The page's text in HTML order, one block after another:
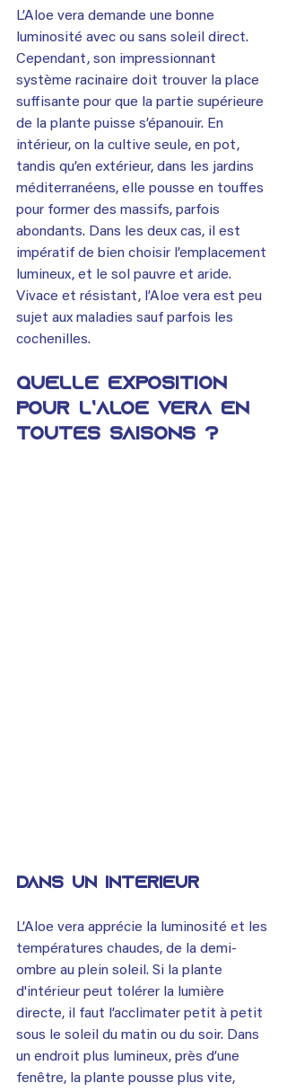
L’Aloe vera demande une bonne
luminosité avec ou sans soleil direct.
Cependant, son impressionnant
système racinaire doit trouver la place
suffisante pour que la partie supérieure
de la plante puisse s’épanouir. En
intérieur, on la cultive seule, en pot,
tandis qu’en extérieur, dans les jardins
méditerranéens, elle pousse en touffes
pour former des massifs, parfois
abondants. Dans les deux cas, il est
impératif de bien choisir l’emplacement
lumineux, et le sol pauvre et aride.
Vivace et résistant, l’Aloe vera est peu
sujet aux maladies sauf parfois les
cochenilles.
Quelle exposition
pour l’Aloe vera en
toutes saisons ?
Dans un intérieur
L’Aloe vera apprécie la luminosité et les
températures chaudes, de la demi-
ombre au plein soleil. Si la plante
d'intérieur peut tolérer la lumière
directe, il faut l’acclimater petit à petit
sous le soleil du matin ou du soir. Dans
un endroit plus lumineux, près d’une
fenêtre, la plante pousse plus vite,